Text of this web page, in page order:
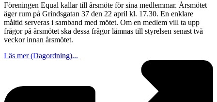
Föreningen Equal kallar till årsmöte för sina medlemmar. Årsmötet
äger rum på Grindsgatan 37 den 22 april kl. 17.30. En enklare
måltid serveras i samband med mötet. Om en medlem vill ta upp
frågor på årsmötet ska dessa frågor lämnas till styrelsen senast två
veckor innan årsmötet.
Läs mer (Dagordning)...